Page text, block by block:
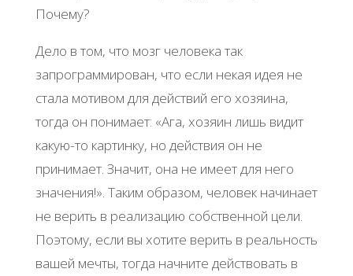
Почему?
Дело в том, что мозг человека так
запрограммирован, что если некая идея не
стала мотивом для действий его хозяина,
тогда он понимает: «Ага, хозяин лишь видит
какую-то картинку, но действия он не
принимает. Значит, она не имеет для него
значения!». Таким образом, человек начинает
не верить в реализацию собственной цели.
Поэтому, если вы хотите верить в реальность
вашей мечты, тогда начните действовать в